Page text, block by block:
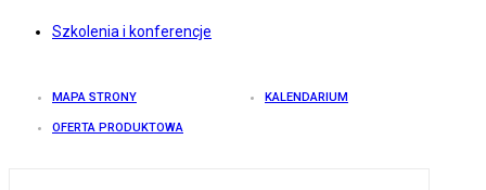
Szkolenia i konferencje
MAPA STRONY KALENDARIUM
OFERTA PRODUKTOWA